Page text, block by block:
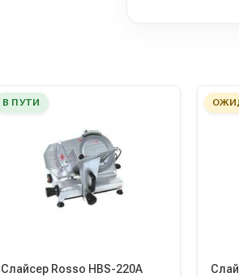
В ПУТИ
Слайсер Rosso HBS-220A